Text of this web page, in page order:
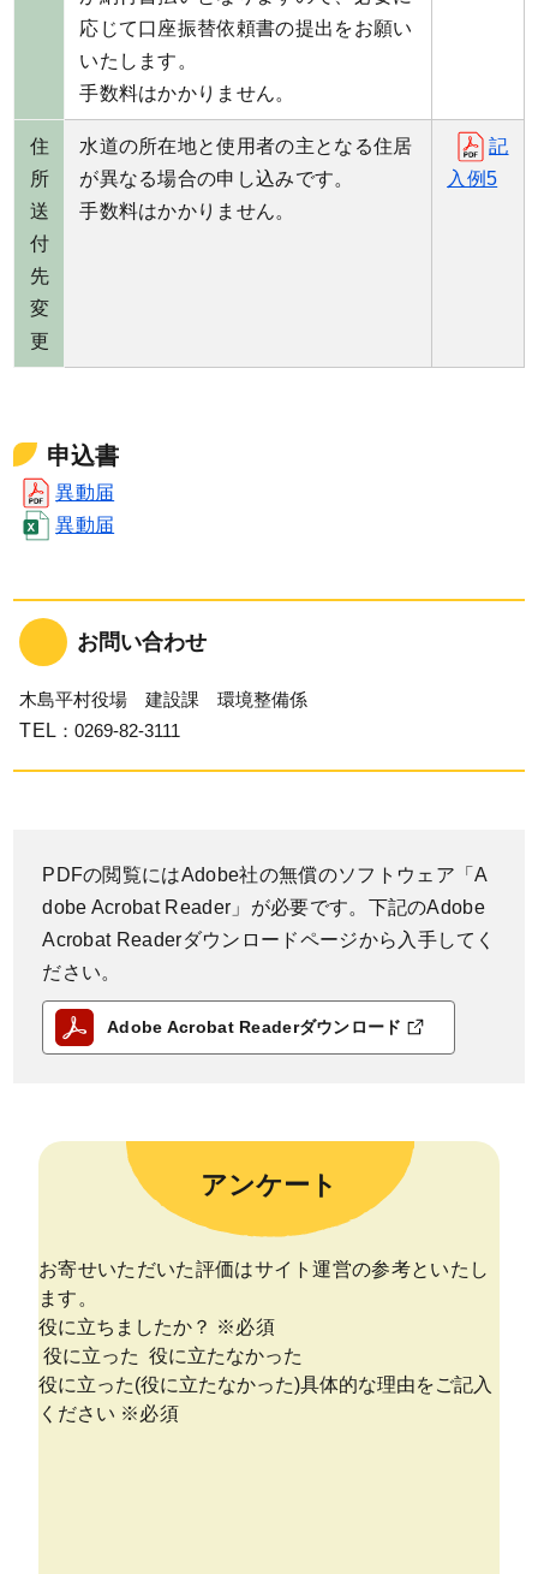
応じて口座振替依頼書の提出をお願い
いたします。
手数料はかかりません。
住
所
送
付
先
変
更
水道の所在地と使用者の主となる住居
が異なる場合の申し込みです。
手数料はかかりません。
記
入例5
申込書
異動届
異動届
お問い合わせ
木島平村役場 建設課 環境整備係
TEL ：0269-82-3111
PDFの閲覧にはAdobe社の無償のソフトウェア「A
dobe Acrobat Reader」が必要です。下記のAdobe
Acrobat Readerダウンロードページから入手してく
ださい。
Adobe Acrobat Readerダウンロード
アンケート